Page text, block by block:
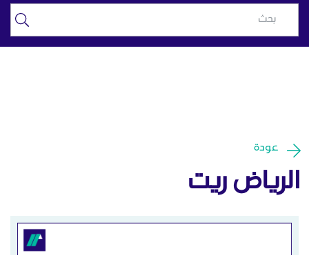
تخطي إلى المحتوى الرئيسي
الرياض ريت - الرياض المالية
عودة
الرياض ريت